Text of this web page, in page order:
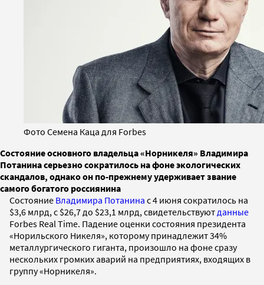
Фото Семена Каца для Forbes
Состояние основного владельца «Норникеля» Владимира
Потанина серьезно сократилось на фоне экологических
скандалов, однако он по-прежнему удерживает звание
самого богатого россиянина
Состояние Владимира Потанина с 4 июня сократилось на
$3,6 млрд, с $26,7 до $23,1 млрд, свидетельствуют данные
Forbes Real Time. Падение оценки состояния президента
«Норильского Никеля», которому принадлежит 34%
металлургического гиганта, произошло на фоне сразу
нескольких громких аварий на предприятиях, входящих в
группу «Норникеля».